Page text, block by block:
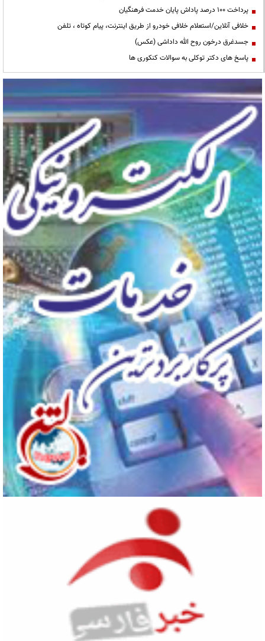
پرداخت ۱۰۰ درصد پاداش پایان خدمت فرهنگیان
خلافی آنلاین/استعلام خلافی خودرو از طریق اینترنت، پیام کوتاه ، تلفن
جسدغرق درخون روح الله داداشی (عکس)
پاسخ های دکتر توکلی به سوالات کنکوری ها